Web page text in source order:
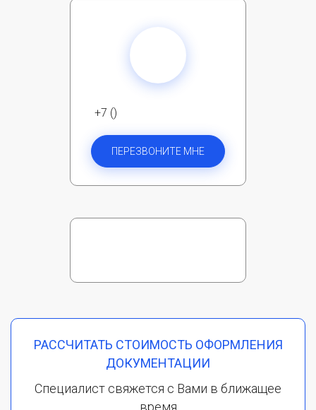
+7 ()
ПЕРЕЗВОНИТЕ МНЕ
РАССЧИТАТЬ СТОИМОСТЬ ОФОРМЛЕНИЯ
ДОКУМЕНТАЦИИ
Специалист свяжется с Вами в ближащее
время